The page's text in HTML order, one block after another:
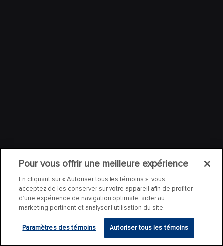
Pour vous offrir une meilleure expérience
En cliquant sur « Autoriser tous les témoins », vous
acceptez de les conserver sur votre appareil afin de profiter
d’une expérience de navigation optimale, aider au
marketing pertinent et analyser l’utilisation du site.
Paramètres des témoins Autoriser tous les témoins